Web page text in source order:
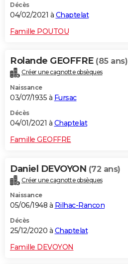
Décès
04/02/2021 à Chaptelat
Famille POUTOU
Rolande GEOFFRE (85 ans)
Créer une cagnotte obsèques
Naissance
03/07/1935 à Fursac
Décès
04/01/2021 à Chaptelat
Famille GEOFFRE
Daniel DEVOYON (72 ans)
Créer une cagnotte obsèques
Naissance
05/06/1948 à Rilhac-Rancon
Décès
25/12/2020 à Chaptelat
Famille DEVOYON